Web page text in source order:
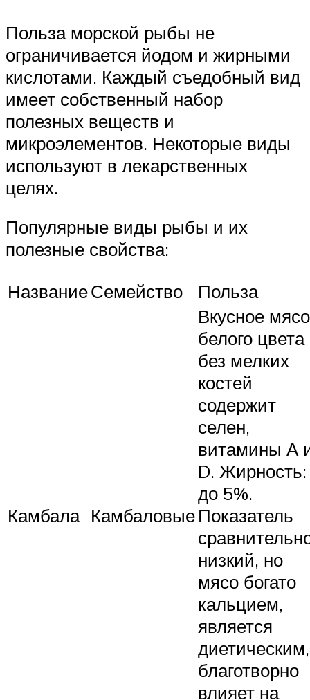
Польза морской рыбы не
ограничивается йодом и жирными
кислотами. Каждый съедобный вид
имеет собственный набор
полезных веществ и
микроэлементов. Некоторые виды
используют в лекарственных
целях.
Популярные виды рыбы и их
полезные свойства:
НазваниеСемейство Польза
Камбала Камбаловые
Вкусное мясо
белого цвета
без мелких
костей
содержит
селен,
витамины А
D. Жирность:
до 5%.
Показатель
низкий, но
мясо богато
кальцием,
является
диетическим,
благотворно
влияет на